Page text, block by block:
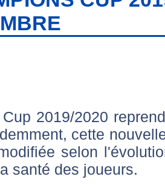
2019/2020
cette
selon
santé des joueurs.